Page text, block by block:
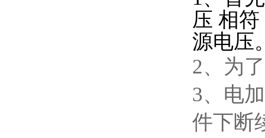
压 相
源电压
2、为
3、电
件下断